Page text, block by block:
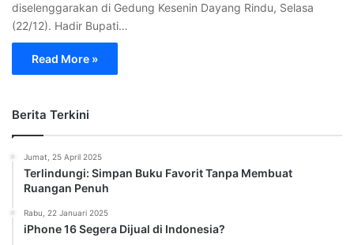
diselenggarakan di Gedung Kesenin Dayang Rindu, Selasa
(22/12). Hadir Bupati…
Read More »
Berita Terkini
Jumat, 25 April 2025
Terlindungi: Simpan Buku Favorit Tanpa Membuat
Ruangan Penuh
Rabu, 22 Januari 2025
iPhone 16 Segera Dijual di Indonesia?